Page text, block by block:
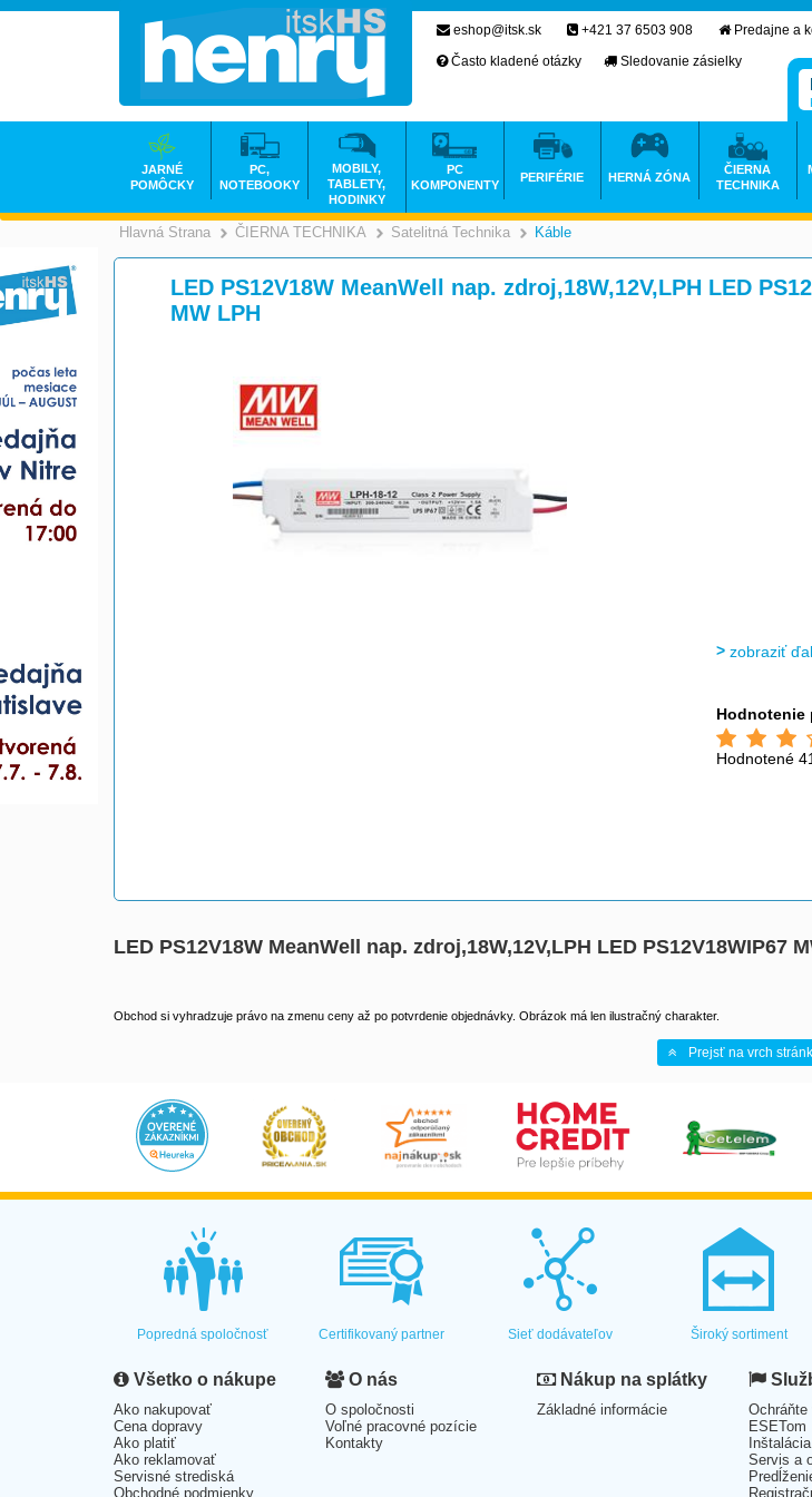
Hlavná Strana >
ČIERNA TECHNIKA >
Satelitná Technika >
Káble
LED PS12V18W MeanWell nap. zdroj,18W,12V,LPH LED
MW LPH
zobraziť
Hodnotenie
Hodnotené
LED PS12V18W MeanWell nap. zdroj,18W,12V,LPH LED PS12V18WIP67
Obchod si vyhradzuje právo na zmenu ceny až po potvrdenie objednávky. Obrázok má len ilustračný charakter.
Prejsť na vrch
eshop@itsk.sk +421 37 6503 908
Predajne a
Často kladené otázky
Sledovanie zásielky
JARNÉ
POMÔCKY
PC,
NOTEBOOKY
MOBILY,
TABLETY,
HODINKY
PC
KOMPONENTY
PERIFÉRIE HERNÁ ZÓNA
ČIERNA
TECHNIKA
Popredná spoločnosť Certifikovaný partner Sieť dodávateľov Široký sortiment
Všetko o nákupe
Ako nakupovať
Cena dopravy
Ako platiť
Ako reklamovať
Servisné strediská
Obchodné podmienky
O nás
O spoločnosti
Voľné pracovné pozície
Kontakty
Nákup na splátky
Základné informácie
Ochráňte
ESETom
Servis a